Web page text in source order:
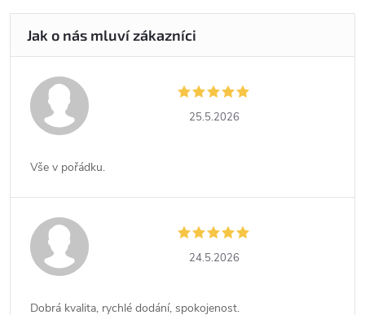
25.5.2026
Vše v pořádku.
24.5.2026
Dobrá kvalita, rychlé dodání, spokojenost.